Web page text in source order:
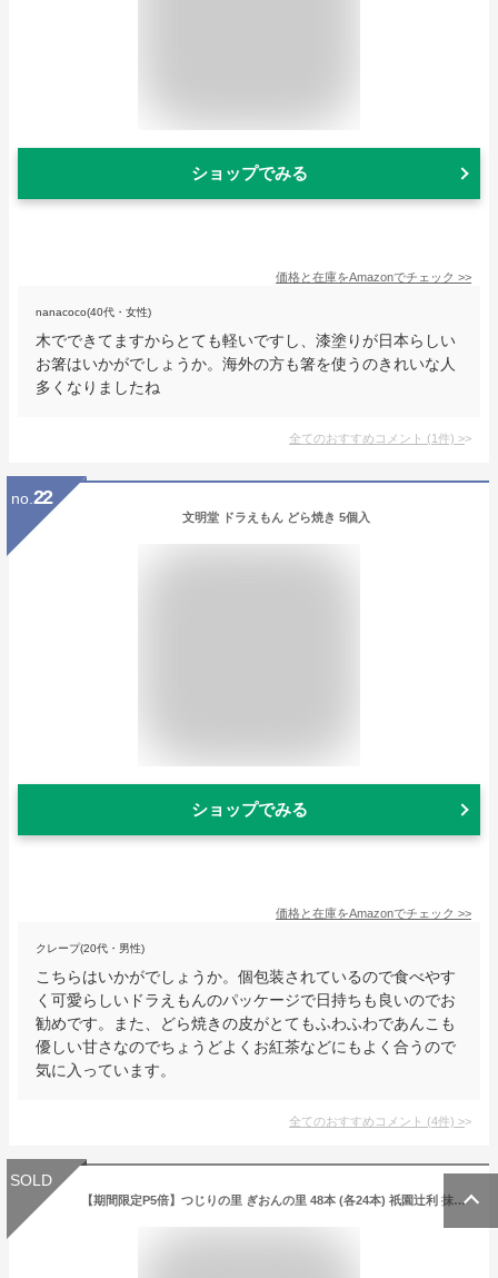
ショップでみる
価格と在庫をAmazonでチェック >>
nanacoco(40代・女性)
木でできてますからとても軽いですし、漆塗りが日本らしい
お箸はいかがでしょうか。海外の方も箸を使うのきれいな人
多くなりましたね
全てのおすすめコメント (1件) >
no. 22
文明堂 ドラえもん どら焼き 5個入
ショップでみる
価格と在庫をAmazonでチェック >>
クレープ(20代・男性)
こちらはいかがでしょうか。個包装されているので食べやす
く可愛らしいドラえもんのパッケージで日持ちも良いのでお
勧めです。また、どら焼きの皮がとてもふわふわであんこも
優しい甘さなのでちょうどよくお紅茶などにもよく合うので
気に入っています。
全てのおすすめコメント (4件) >
SOLD
【期間限定P5倍】つじりの里 ぎおんの里 48本 (各24本) 祇園辻利 抹茶菓子 詰め合わせ 京都 抹茶 宇治抹茶 宇治茶 お茶菓子 茶菓子お菓子 菓子 和菓子 京都菓子 洋菓子 焼き菓子 スイーツ 和スイーツ 個包装 小分け 高級 京都土産 ギフト プレゼント 贈り物 お取り寄せ